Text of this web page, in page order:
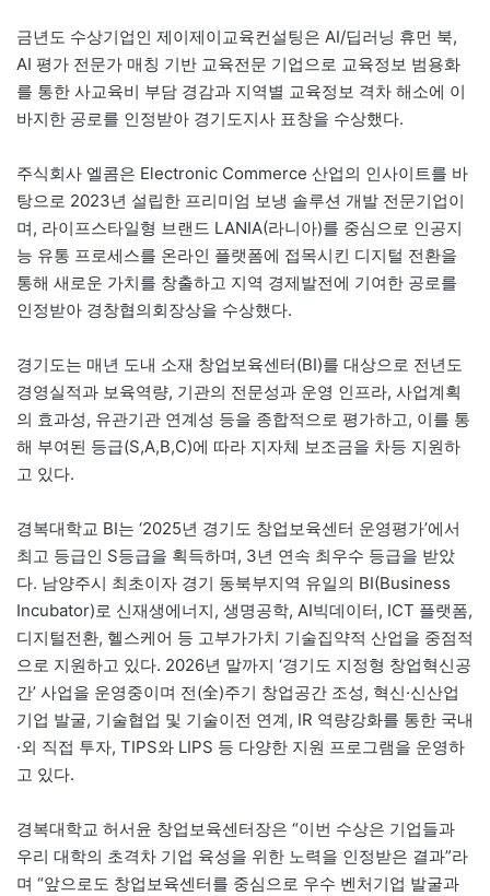
금년도 수상기업인 제이제이교육컨설팅은 AI/딥러닝 휴먼 북,
AI 평가 전문가 매칭 기반 교육전문 기업으로 교육정보 범용화
를 통한 사교육비 부담 경감과 지역별 교육정보 격차 해소에 이
바지한 공로를 인정받아 경기도지사 표창을 수상했다.
주식회사 엘콤은 Electronic Commerce 산업의 인사이트를 바
탕으로 2023년 설립한 프리미엄 보냉 솔루션 개발 전문기업이
며, 라이프스타일형 브랜드 LANIA(라니아)를 중심으로 인공지
능 유통 프로세스를 온라인 플랫폼에 접목시킨 디지털 전환을
통해 새로운 가치를 창출하고 지역 경제발전에 기여한 공로를
인정받아 경창협의회장상을 수상했다.
경기도는 매년 도내 소재 창업보육센터(BI)를 대상으로 전년도
경영실적과 보육역량, 기관의 전문성과 운영 인프라, 사업계획
의 효과성, 유관기관 연계성 등을 종합적으로 평가하고, 이를 통
해 부여된 등급(S,A,B,C)에 따라 지자체 보조금을 차등 지원하
고 있다.
경복대학교 BI는 ‘2025년 경기도 창업보육센터 운영평가’에서
최고 등급인 S등급을 획득하며, 3년 연속 최우수 등급을 받았
다. 남양주시 최초이자 경기 동북부지역 유일의 BI(Business
Incubator)로 신재생에너지, 생명공학, AI빅데이터, ICT 플랫폼,
디지털전환, 헬스케어 등 고부가가치 기술집약적 산업을 중점적
으로 지원하고 있다. 2026년 말까지 ‘경기도 지정형 창업혁신공
간’ 사업을 운영중이며 전(全)주기 창업공간 조성, 혁신·신산업
기업 발굴, 기술협업 및 기술이전 연계, IR 역량강화를 통한 국내
·외 직접 투자, TIPS와 LIPS 등 다양한 지원 프로그램을 운영하
고 있다.
경복대학교 허서윤 창업보육센터장은 “이번 수상은 기업들과
우리 대학의 초격차 기업 육성을 위한 노력을 인정받은 결과”라
며 “앞으로도 창업보육센터를 중심으로 우수 벤처기업 발굴과